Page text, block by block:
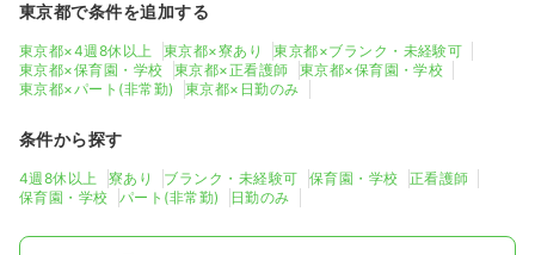
東京都で条件を追加する
東京都×4週8休以上 東京都×寮あり
東京都×ブランク・未経験可
東京都×保育園・学校
東京都×正看護師
東京都×保育園・学校
東京都×パート(非常勤)
東京都×日勤のみ
条件から探す
4週8休以上 寮あり ブランク・未経験可 保育園・学校
正看護師
保育園・学校
パート(非常勤) 日勤のみ